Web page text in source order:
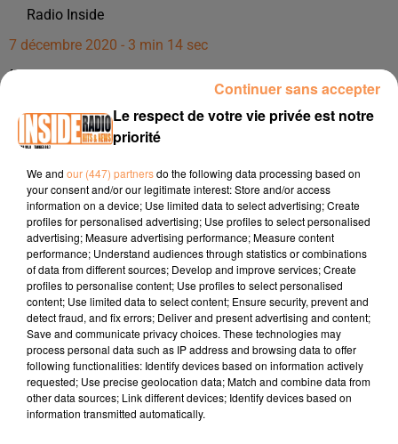
Radio Inside
7 décembre 2020 - 3 min 14 sec
INTERVIEW DE ANNE MARQUE, MEMBRE DU "ROTARY CLUB PAU
PYRÉNÉES", À PAU, SUR RADIO INSIDE !!!
Interview de Anne Marque, membre du "Rotary Club Pau
Pyrénées", à Pau, sur Radio Inside !!!
Dons en ligne : https://www.lyf.eu/fr/pot/21a2dd0d-af24-
4e88-abb6-cefebe33b4d4
Facebook :https://www.facebook.com/rotaryd1690
Nous comptons sur vous! Merci d’avance pour tous ces
enfants !
Le respect de votre vie privée est notre
priorité
We and our (447) partnersdo the following data processing based on
your consent and/or our legitimate interest: Store and/or access
information on a device; Use limited data to select advertising; Create
profiles for personalised advertising; Use profiles to select personalised
advertising; Measure advertising performance; Measure content
performance; Understand audiences through statistics or combinations
of data from different sources; Develop and improve services; Create
profiles to personalise content; Use profiles to select personalised
content; Use limited data to select content; Ensure security, prevent and
detect fraud, and fix errors; Deliver and present advertising and content;
Save and communicate privacy choices. These technologies may
process personal data such as IP address and browsing data to offer
following functionalities: Identify devices based on information actively
requested; Use precise geolocation data; Match and combine data from
other data sources; Link different devices; Identify devices based on
information transmitted automatically.
Continuer sans accepter